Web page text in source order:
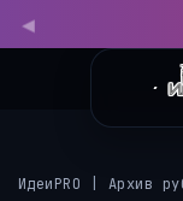
ИдеиPRO Архив